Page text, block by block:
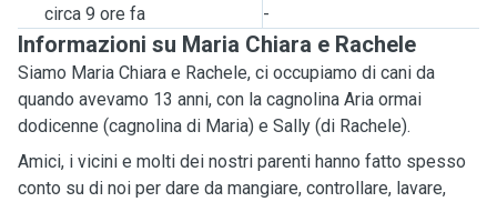
circa 9 ore fa -
Informazioni su Maria Chiara e Rachele
Siamo Maria Chiara e Rachele, ci occupiamo di cani da
quando avevamo 13 anni, con la cagnolina Aria ormai
dodicenne (cagnolina di Maria) e Sally (di Rachele).
Amici, i vicini e molti dei nostri parenti hanno fatto spesso
conto su di noi per dare da mangiare, controllare, lavare,